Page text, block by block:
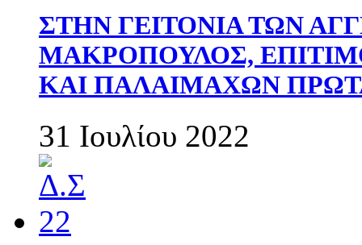
ΣΤΗΝ ΓΕΙΤΟΝΙΑ ΤΩΝ
ΜΑΚΡΟΠΟΥΛΟΣ,
ΚΑΙ ΠΑΛΑΙΜΑΧΩΝ
31 Ιουλίου 2022